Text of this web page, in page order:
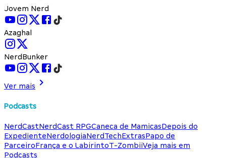
Jovem Nerd
Azaghal
NerdBunker
Ver mais
Podcasts
NerdCastNerdCast RPGCaneca de MamicasDepois do
ExpedienteNerdologiaNerdTechExtrasPapo de
ParceiroFrança e o LabirintoT-ZombiiVeja mais em
Podcasts